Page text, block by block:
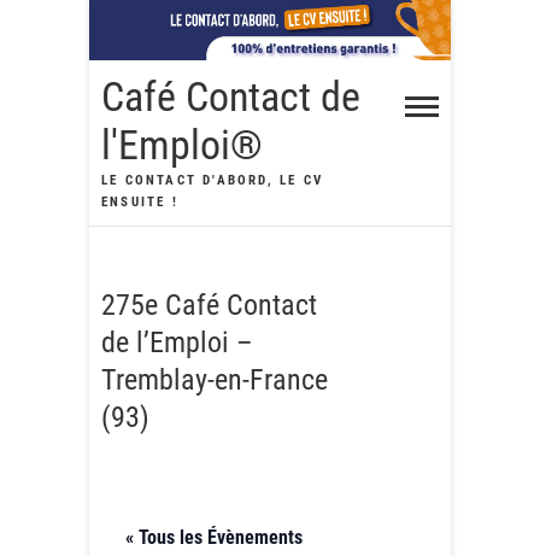
content
Café Contact de
l'Emploi®
LE CONTACT D'ABORD, LE CV
ENSUITE !
275e Café Contact
de l’Emploi –
Tremblay-en-France
(93)
« Tous les Évènements